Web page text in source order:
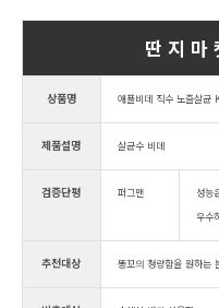
딴 지 마
상품명 애플비데 직수 노즐살균
제품설명 살균수 비데
검증단평 퍼그맨
성능
우수
추천대상 똥꼬의 청량함을 원하는